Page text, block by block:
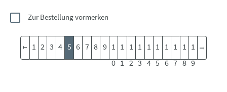
Zur Bestellung vormerken
1 2 3 4 5 6 7 8 9 1
0
1
1
1
2
1
3
1
4
1
5
1
6
1
7
1
8
1
9